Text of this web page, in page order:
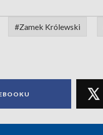
#Zamek Królewski